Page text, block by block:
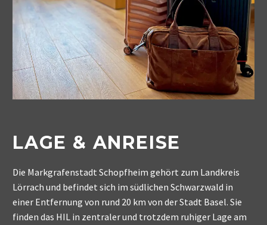
LAGE & ANREISE
Die Markgrafenstadt Schopfheim gehört zum Landkreis
Lörrach und befindet sich im südlichen Schwarzwald in
einer Entfernung von rund 20 km von der Stadt Basel. Sie
finden das HIL in zentraler und trotzdem ruhiger Lage am